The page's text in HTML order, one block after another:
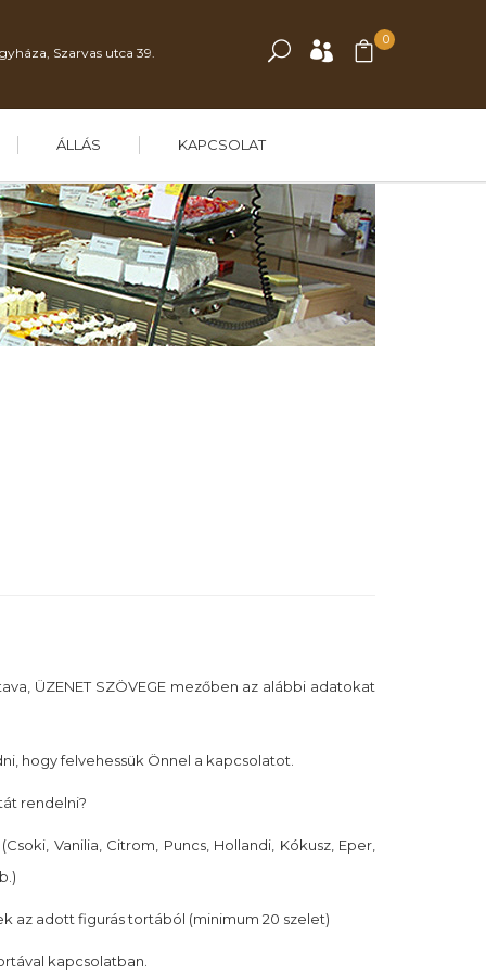
Szarvas utca 39.
0
ÁLLÁS KAPCSOLAT
ÜZENET SZÖVEGE mezőben az alábbi adatokat
hogy felvehessük Önnel a kapcsolatot.
rendelni?
Vanilia, Citrom, Puncs, Hollandi, Kókusz, Eper,
az adott figurás tortából (minimum 20 szelet)
kapcsolatban.